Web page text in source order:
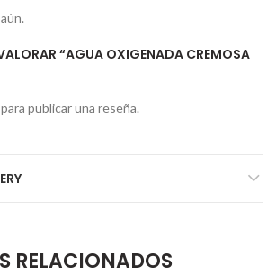
VALORAR “AGUA OXIGENADA CREMOSA
para publicar una reseña.
RELACIONADOS